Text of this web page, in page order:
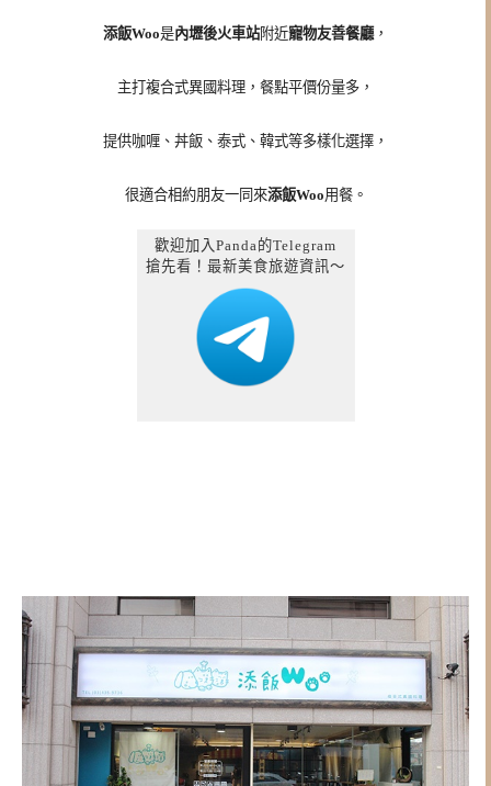
添飯Woo是內壢後火車站附近寵物友善餐廳，
主打複合式異國料理，餐點平價份量多，
提供咖喱、丼飯、泰式、韓式等多樣化選擇，
很適合相約朋友一同來添飯Woo用餐。
歡迎加入Panda的Telegram
搶先看！最新美食旅遊資訊～